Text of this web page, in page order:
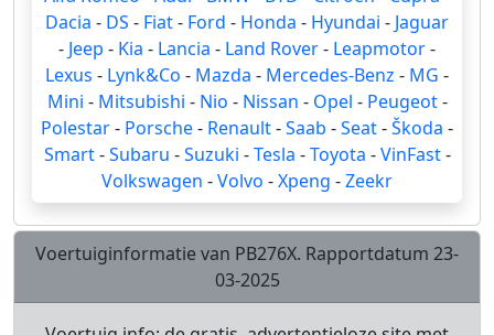
Dacia - DS - Fiat- Ford - Honda - Hyundai - Jaguar
- Jeep - Kia - Lancia - Land Rover- Leapmotor-
Lexus - Lynk&Co - Mazda - Mercedes-Benz - MG -
Mini - Mitsubishi - Nio - Nissan - Opel - Peugeot-
Polestar- Porsche- Renault-Saab -Seat-Škoda -
Smart-Subaru -Suzuki -Tesla -Toyota -VinFast-
Volkswagen -Volvo -Xpeng -Zeekr
Voertuiginformatie van PB276X. Rapportdatum 23-
03-2025